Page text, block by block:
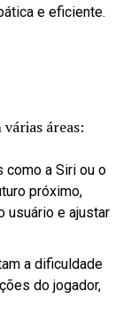
e eficiente.
áreas:
a Siri ou o
próximo,
usuário e ajustar
a dificuldade
do jogador,